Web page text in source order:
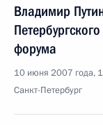
Владимир
форума
10 июня 2007 года,
Санкт-Петербург